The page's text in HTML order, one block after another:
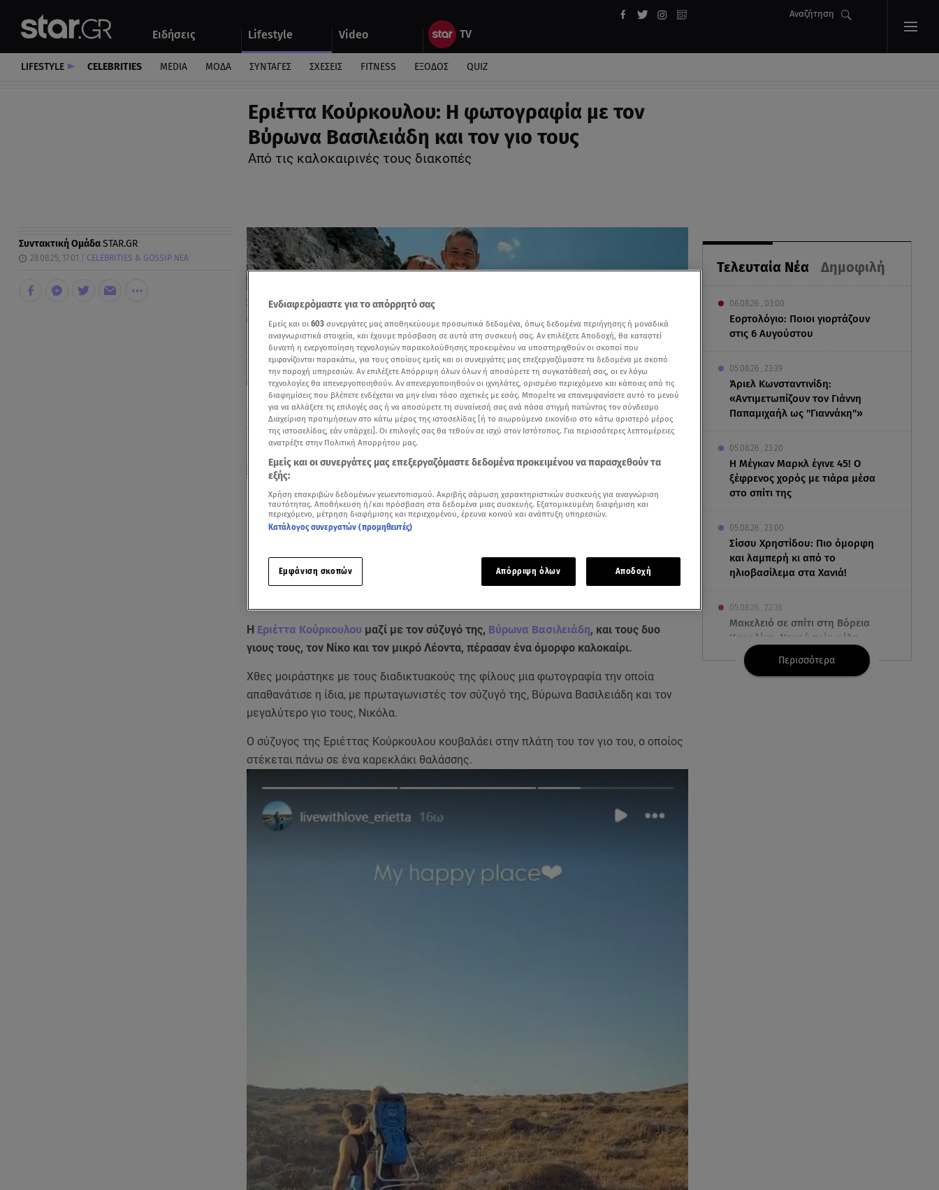
Ειδήσεις Lifestyle Video
Αναζήτηση
Αυτοκίνητο
LIFESTYLE CELEBRITIES MEDIA ΜΟΔΑ ΣΥΝΤΑΓΕΣ ΣΧΕΣΕΙΣ FITNESS ΕΞΟΔΟΣ QUIZ
Εριέττα Κούρκουλου: Η φωτογραφία με τον
Βύρωνα Βασιλειάδη και τον γιο τους
Από τις καλοκαιρινές τους διακοπές
Τελευταία Νέα Δημοφιλή
06.08.26 , 03:00
Εορτολόγιο: Ποιοι γιορτάζουν
στις 6 Αυγούστου
05.08.26 , 23:39
Άριελ Κωνσταντινίδη:
«Αντιμετωπίζουν τον Γιάννη
Παπαμιχαήλ ως "Γιαννάκη"»
05.08.26 , 23:20
Η Μέγκαν Μαρκλ έγινε 45! Ο
ξέφρενος χορός με τιάρα μέσα
στο σπίτι της
05.08.26 , 23:00
Σίσσυ Χρηστίδου: Πιο όμορφη
και λαμπερή κι από το
ηλιοβασίλεμα στα Χανιά!
05.08.26 , 22:36
Μακελειό σε σπίτι στη Βόρεια
Καρολίνα: Νεκρά τρία μέλη
οικογένειας
Περισσότερα
Συντακτική ΟμάδαSTAR.GR
28.08.25, 17:01 CELEBRITIES & GOSSIP ΝΕΑ
Δείτε περισσότερα άρθρα μας στην αναζήτηση σας
Πρόσθηκη star.gr στις επιλογές σας
Δείτε περισσότερα άρθρα μας στα αποτελέσματα αναζήτησης
H Εριέττα Κούρκουλου μαζί με τον σύζυγό της, Βύρωνα Βασιλειάδη, και τους δυο
γιους τους, τον Νίκο και τον μικρό Λέοντα, πέρασαν ένα όμορφο καλοκαίρι.
Χθες μοιράστηκε με τους διαδικτυακούς της φίλους μια φωτογραφία την οποία
απαθανάτισε η ίδια, με πρωταγωνιστές τον σύζυγό της, Βύρωνα Βασιλειάδη και τον
μεγαλύτερο γιο τους, Νικόλα.
Ο σύζυγος της Εριέττας Κούρκουλου κουβαλάει στην πλάτη του τον γιο του, ο οποίος
στέκεται πάνω σε ένα καρεκλάκι θαλάσσης.
Ενδιαφερόμαστε για το απόρρητό σας
Εμείς και οι 603 συνεργάτες μας αποθηκεύουμε προσωπικά δεδομένα, όπως δεδομένα περιήγησης ή μοναδικά
αναγνωριστικά στοιχεία, και έχουμε πρόσβαση σε αυτά στη συσκευή σας. Αν επιλέξετε Αποδοχή, θα καταστεί
δυνατή η ενεργοποίηση τεχνολογιών παρακολούθησης προκειμένου να υποστηριχθούν οι σκοποί που
εμφανίζονται παρακάτω, για τους οποίους εμείς και οι συνεργάτες μας επεξεργαζόμαστε τα δεδομένα με σκοπό
την παροχή υπηρεσιών. Αν επιλέξετε Απόρριψη όλων όλων ή αποσύρετε τη συγκατάθεσή σας, οι εν λόγω
τεχνολογίες θα απενεργοποιηθούν. Αν απενεργοποιηθούν οι ιχνηλάτες, ορισμένο περιεχόμενο και κάποιες από τις
διαφημίσεις που βλέπετε ενδέχεται να μην είναι τόσο σχετικές με εσάς. Μπορείτε να επανεμφανίσετε αυτό το μενού
για να αλλάξετε τις επιλογές σας ή να αποσύρετε τη συναίνεσή σας ανά πάσα στιγμή πατώντας τον σύνδεσμο
Διαχείριση προτιμήσεων στο κάτω μέρος της ιστοσελίδας [ή το αιωρούμενο εικονίδιο στο κάτω αριστερό μέρος
της ιστοσελίδας, εάν υπάρχει]. Οι επιλογές σας θα τεθούν σε ισχύ στον Ιστότοπος. Για περισσότερες λεπτομέρειες
ανατρέξτε στην Πολιτική Απορρήτου μας.
Εμείς και οι συνεργάτες μας επεξεργαζόμαστε δεδομένα προκειμένου να παρασχεθούν τα
εξής:
Χρήση επακριβών δεδομένων γεωεντοπισμού. Ακριβής σάρωση χαρακτηριστικών συσκευής για αναγνώριση
ταυτότητας. Αποθήκευση ή/και πρόσβαση στα δεδομένα μιας συσκευής. Εξατομικευμένη διαφήμιση και
περιεχόμενο, μέτρηση διαφήμισης και περιεχομένου, έρευνα κοινού και ανάπτυξη υπηρεσιών.
Κατάλογος συνεργατών (προμηθευτές)
Εμφάνιση σκοπών Απόρριψη όλων Αποδοχή